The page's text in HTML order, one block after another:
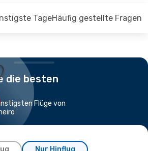
TageHäufig gestellte Fragen
die besten
Flüge von
Nur Hinflug